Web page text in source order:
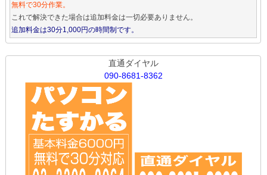
無料で30分作業。
これで解決できた場合は追加料金は一切必要ありません。
追加料金は30分1,000円の時間制です。
直通ダイヤル
090-8681-8362